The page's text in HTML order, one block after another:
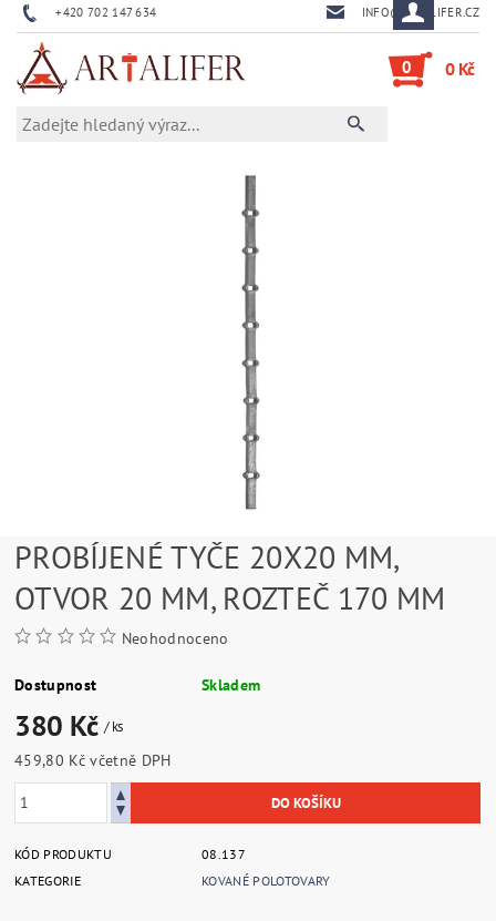
+420 702 147 634 INFO@ARTALIFER.CZ
0 0 Kč
PROBÍJENÉ TYČE 20X20 MM,
OTVOR 20 MM, ROZTEČ 170 MM
Neohodnoceno
Dostupnost Skladem
380 Kč/ ks
459,80 Kč včetně DPH
KÓD PRODUKTU
08.137
KATEGORIE
KOVANÉ POLOTOVARY